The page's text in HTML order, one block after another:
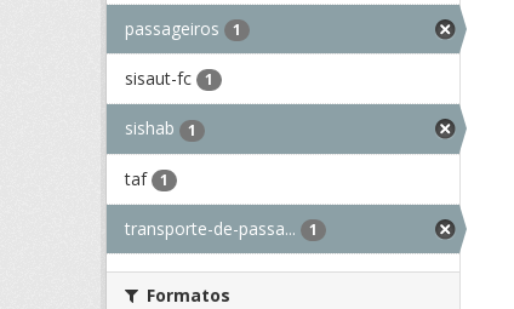
passageiros 1
sisaut-fc 1
sishab 1
taf 1
transporte-de-passa... 1
Formatos